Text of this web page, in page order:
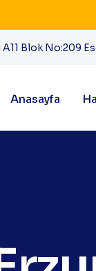
Blok No:209
Anasayfa